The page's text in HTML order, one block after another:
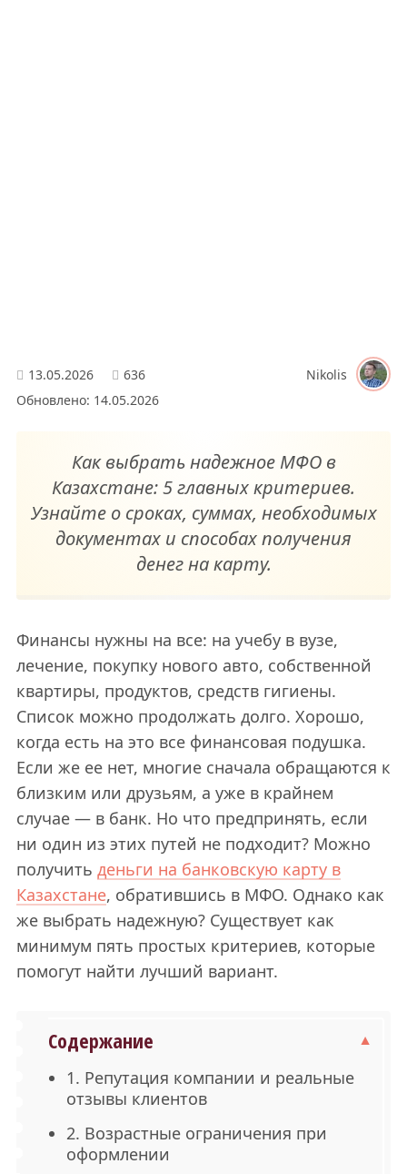
13.05.2026 636
Nikolis
Обновлено: 14.05.2026
Как выбрать надежное МФО в
Казахстане: 5 главных критериев.
Узнайте о сроках, суммах, необходимых
документах и способах получения
денег на карту.
Финансы нужны на все: на учебу в вузе,
лечение, покупку нового авто, собственной
квартиры, продуктов, средств гигиены.
Список можно продолжать долго. Хорошо,
когда есть на это все финансовая подушка.
Если же ее нет, многие сначала обращаются к
близким или друзьям, а уже в крайнем
случае — в банк. Но что предпринять, если
ни один из этих путей не подходит? Можно
получить деньги на банковскую карту в
Казахстане, обратившись в МФО. Однако как
же выбрать надежную? Существует как
минимум пять простых критериев, которые
помогут найти лучший вариант.
Содержание
1. Репутация компании и реальные
отзывы клиентов
2. Возрастные ограничения при
оформлении